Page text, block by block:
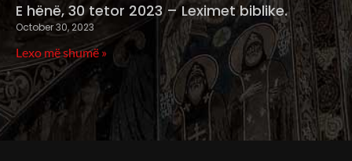
E hënë, 30 tetor 2023 – Leximet biblike.
October 30, 2023
Lexo më shumë »